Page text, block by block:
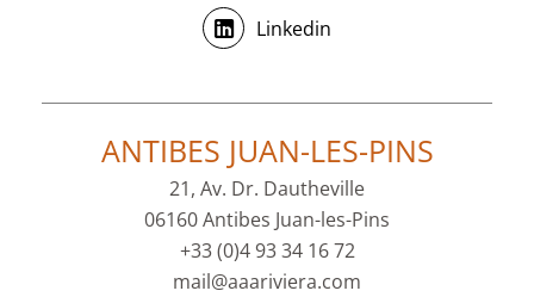
Linkedin
ANTIBES JUAN-LES-PINS
21, Av. Dr. Dautheville
06160 Antibes Juan-les-Pins
+33 (0)4 93 34 16 72
mail@aaariviera.com